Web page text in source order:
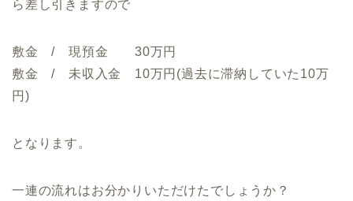
ら差し引きますので
敷金 / 現預金 30万円
敷金 / 未収入金 10万円(過去に滞納していた10万
円)
となります。
一連の流れはお分かりいただけたでしょうか？